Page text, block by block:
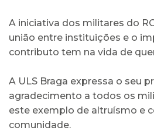
A iniciativa dos militares do
união entre instituições e o
contributo tem na vida de
A ULS Braga expressa o seu
agradecimento a todos os
este exemplo de altruísmo e
comunidade.